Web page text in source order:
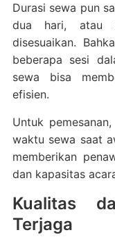
Durasi sewa pun
dua hari, atau
disesuaikan.
beberapa sesi
sewa bisa
efisien.
Untuk
waktu sewa saat
memberikan
dan kapasitas
Kualitas
Terjaga